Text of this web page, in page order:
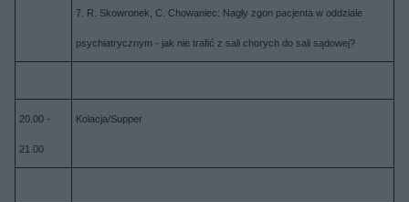
7. R. Skowronek, C. Chowaniec: Nagły zgon pacjenta w oddziale
psychiatrycznym - jak nie trafić z sali chorych do sali sądowej?
20.00 -
21.00
Kolacja/Supper